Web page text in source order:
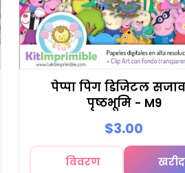
पेप्पा पिग डिजिटल
पृष्ठभूमि - M9
$3.00
विवरण